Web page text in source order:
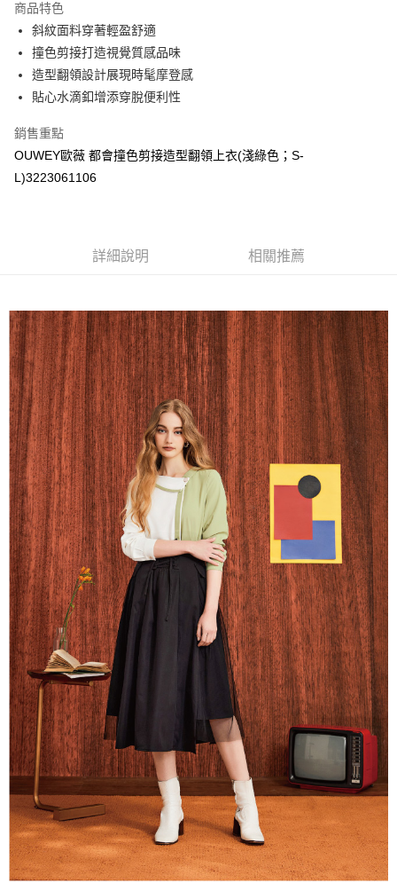
臺灣中小企業銀行
匯豐（台灣）商業銀行
聯邦商業銀行
元大商業銀行
玉山商業銀行
台灣樂天信用卡公司
Apple Pay
街口支付
悠遊付
大哥付你分期
【大哥付你分期使用說明】
3.實際核准額度、可分期數及費用金額請依後續交易確認頁面所載為準。
法說明評估內容。
【繳款方式說明】
1.分期款項不併入電信帳單，「大哥付你分期」於每月結算日後寄送繳費提
醒簡訊。
2.透過簡訊連結打開帳單後，可選擇「超商條碼／台灣大直營門市／銀行轉
帳／街口支付／iPASS MONEY」等通路繳費。
【注意事項】
1.本服務係由「台灣大哥大股份有限公司」（以下簡稱本公司）所提供，讓
用戶於交易時，得透過本服務購買商品或服務，並由商店將買賣／分期付款
買賣價金債權讓與本公司後，依約使用本公司帳單繳交帳款。
2.基於同意付款使用「大哥付你分期」之契約關係目的，商店將以您的個人
資料（包含姓名、電話或地址）提供予台灣大哥大進項蒐集、處理及利用，
由本公司與您本人進行分期帳單所需資料之確認、核對及更正。
3.完整用戶服務條款，請詳閱以下連結：https://oppay.tw/userRule
AFTEE先享後付是「在收到商品之後才付款」的支付方式。 讓您購物簡單
３．安心：先確認商品／服務後，再付款。
【「AFTEE先享後付」結帳流程】
１．於結帳方式選擇「AFTEE先享後付」後，將跳轉至「AFTEE先享後付」
結帳頁面，進行簡訊認證並確認金額後，即可完成結帳。
２．訂單成立數日內，您將收到繳費通知簡訊。
３．收到繳費通知簡訊後14天內，點擊此簡訊中的連結，可透過四大超商／
ATM／網路銀行／等多元方式進行付款，方視為交易完成。
※ 請注意：結帳手續完成當下不需立刻繳費，但若您需要取消訂單，請聯絡
購買商品的店家。未經商家同意取消之訂單仍視為有效，需透過AFTEE先享
後付繳納相關費用。
※ 交易是否成功請以「AFTEE先享後付 」之結帳頁面顯示為準，若有關於
是否繳費成功／繳費後需取消欲退款等相關疑問，請聯繫「AFTEE先享後付
客戶支援中心」https://netprotections.freshdesk.com/support/home
【注意事項】
１．透過由恩沛科技股份有限公司提供之「AFTEE先享後付」服務完成之交
易，需依本服務之必要範圍內提供個人資料，並將交易相關給付款項請求債
權轉讓予恩沛科技股份有限公司。
２．關於個人資料處理事宜，請瀏覽以下網址：
https://aftee.tw/terms/#terms3
３．未成年的使用者請事先徵得法定代理人或監護人之同意方可使用
「AFTEE先享後付」，若未經同意申辦者引起之損失，本公司不負相關責
任。
４．使用「AFTEE先享後付」時，將依據個別帳號之用戶狀況，依本公司即
時審查核予不同之上限額度；若仍有額度不足之情形，本公司將視審查結果
請求用戶進行身份認證。
５．嚴禁一人註冊多個帳號或使用他人資訊註冊。若發現惡意使用之情形，
恩沛科技股份有限公司將有權停止該用戶之使用額度並採取法律行動。
每筆NT$120，滿NT$2,500(含以上)免運費
付款後全家取貨
每筆NT$120，滿NT$2,500(含以上)免運費
萊爾富取貨付款
每筆NT$120，滿NT$2,500(含以上)免運費
付款後萊爾富取貨
每筆NT$120，滿NT$2,500(含以上)免運費
7-11取貨付款
每筆NT$120，滿NT$2,500(含以上)免運費
付款後7-11取貨
每筆NT$120，滿NT$2,500(含以上)免運費
宅配
每筆NT$120，滿NT$2,500(含以上)免運費
宅配離島
每筆NT$120，滿NT$2,500(含以上)免運費
付款後門市自取
免運費
海外配送 查看運費
商品特色
斜紋面料穿著輕盈舒適
撞色剪接打造視覺質感品味
造型翻領設計展現時髦摩登感
貼心水滴釦增添穿脫便利性
銷售重點
OUWEY歐薇 都會撞色剪接造型翻領上衣(淺綠色；S-
L)3223061106
詳細說明 相關推薦